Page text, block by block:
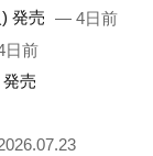
発売 — 4日前
前
売